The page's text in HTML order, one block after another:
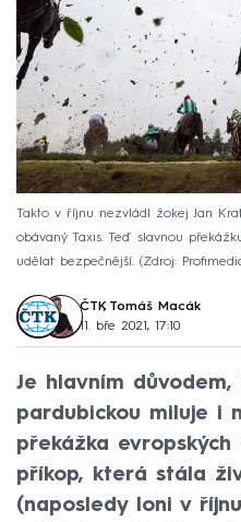
Takto v říjnu nezvládl žokej Jan
obávaný Taxis. Teď slavnou
udělat bezpečnější.
Zdroj:
ČTK, Tomáš Macák
11. bře 2021, 17:10
Je hlavním
pardubickou miluje i
překážka evropských
příkop, která stála
(naposledy loni v